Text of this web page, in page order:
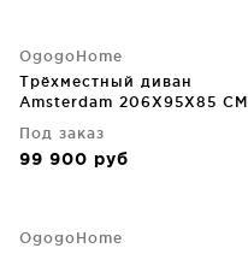
OgogoHome
Трёхместный диван
Amsterdam 206X95X85 CM
Под заказ
99 900 руб
OgogoHome